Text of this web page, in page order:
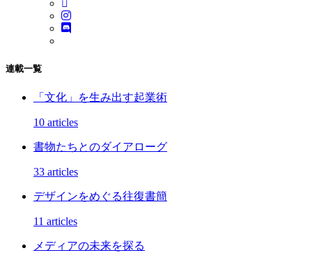
連載一覧
「文化」を生み出す起業術
10 articles
書物たちとのダイアローグ
33 articles
デザインをめぐる往復書簡
11 articles
メディアの未来を探る